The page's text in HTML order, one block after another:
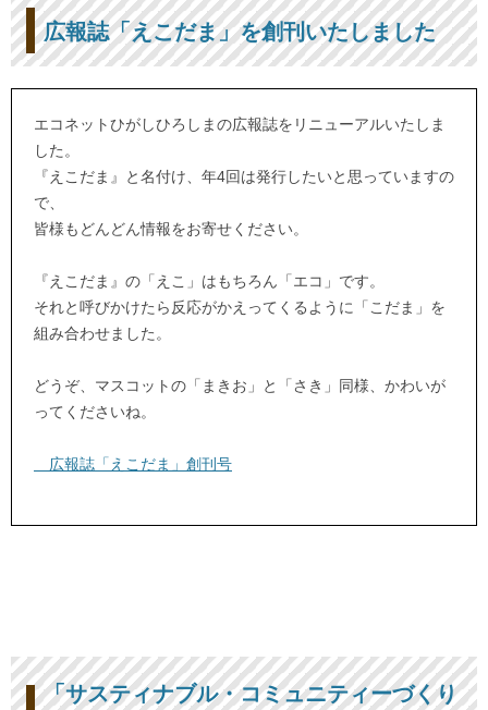
広報誌「えこだま」を創刊いたしました
エコネットひがしひろしまの広報誌をリニューアルいたしま
した。
『えこだま』と名付け、年4回は発行したいと思っていますの
で、
皆様もどんどん情報をお寄せください。
『えこだま』の「えこ」はもちろん「エコ」です。
それと呼びかけたら反応がかえってくるように「こだま」を
組み合わせました。
どうぞ、マスコットの「まきお」と「さき」同様、かわいが
ってくださいね。
広報誌「えこだま」創刊号
「サスティナブル・コミュニティーづくり